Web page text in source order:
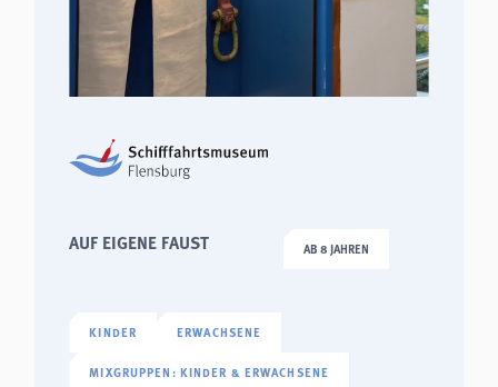
AUF EIGENE FAUST AB 8 JAHREN
KINDER ERWACHSENE
MIXGRUPPEN: KINDER & ERWACHSENE